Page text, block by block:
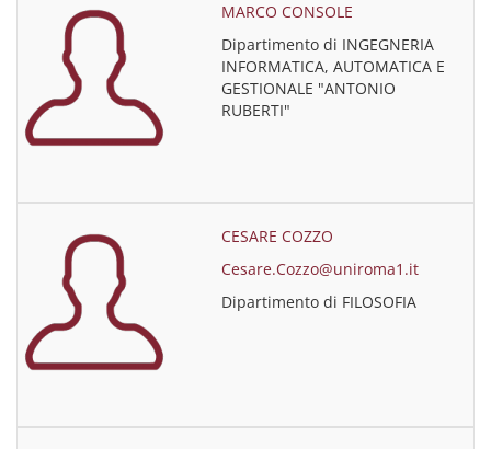
MARCO CONSOLE
Dipartimento di INGEGNERIA
INFORMATICA, AUTOMATICA E
GESTIONALE "ANTONIO
RUBERTI"
CESARE COZZO
Cesare.Cozzo@uniroma1.it
Dipartimento di FILOSOFIA